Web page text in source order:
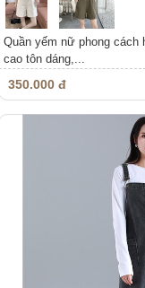
Quần yếm nữ phong cách
cao tôn dáng,...
350.000 đ